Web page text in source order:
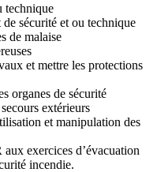
technique
sécurité et ou technique
de malaise
et mettre les protections
organes de sécurité
extérieurs
et manipulation des
exercices d’évacuation
incendie.